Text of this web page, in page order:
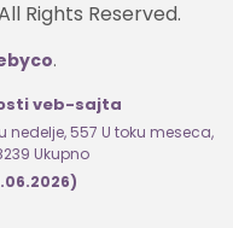
Rights Reserved.
.
veb-sajta
nedelje, 557 U toku meseca,
Ukupno